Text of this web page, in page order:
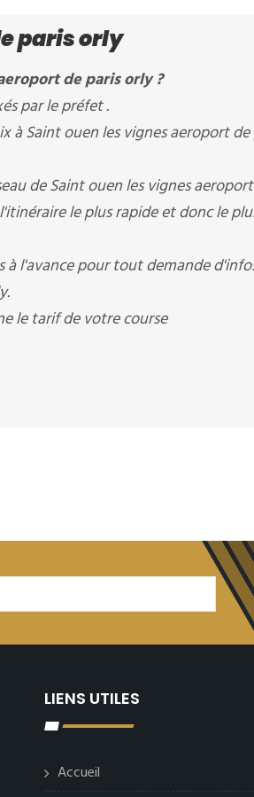
paris orly
de paris orly ?
par le préfet .
Saint ouen les vignes aeroport de
de Saint ouen les vignes
le plus rapide et donc le
à l'avance pour tout demande
le tarif de votre course
LIENS UTILES
Accueil